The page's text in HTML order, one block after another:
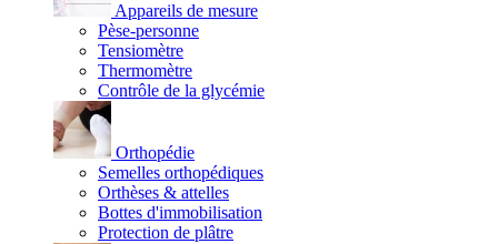
Appareils de mesure
Pèse-personne
Tensiomètre
Thermomètre
Contrôle de la glycémie
Orthopédie
Semelles orthopédiques
Orthèses & attelles
Bottes d'immobilisation
Protection de plâtre